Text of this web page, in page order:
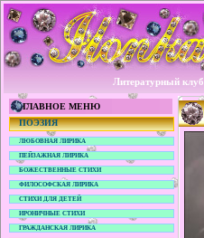
Литературный клуб
ГЛАВНОЕ МЕНЮ
ПОЭЗИЯ
ЛЮБОВНАЯ ЛИРИКА
ПЕЙЗАЖНАЯ ЛИРИКА
БОЖЕСТВЕННЫЕ СТИХИ
ФИЛОСОФСКАЯ ЛИРИКА
СТИХИ ДЛЯ ДЕТЕЙ
ИРОНИЧНЫЕ СТИХИ
ГРАЖДАНСКАЯ ЛИРИКА